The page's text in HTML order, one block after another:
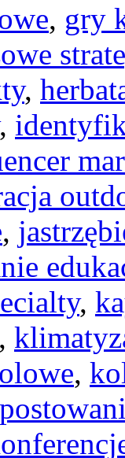
, gry
,
,
,
,
,
,